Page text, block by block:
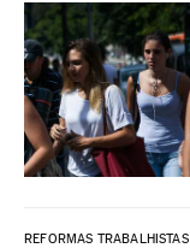
REFORMAS TRABALHISTAS